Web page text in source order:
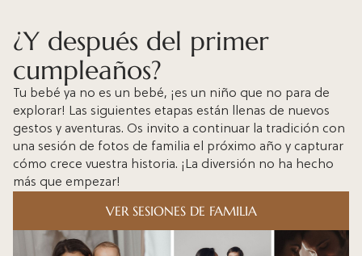
¿Y después del primer
cumpleaños?
Tu bebé ya no es un bebé, ¡es un niño que no para de
explorar! Las siguientes etapas están llenas de nuevos
gestos y aventuras. Os invito a continuar la tradición con
una sesión de fotos de familia el próximo año y capturar
cómo crece vuestra historia. ¡La diversión no ha hecho
más que empezar!
VER SESIONES DE FAMILIA